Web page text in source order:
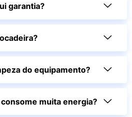
garantia?
do equipamento?
muita energia?